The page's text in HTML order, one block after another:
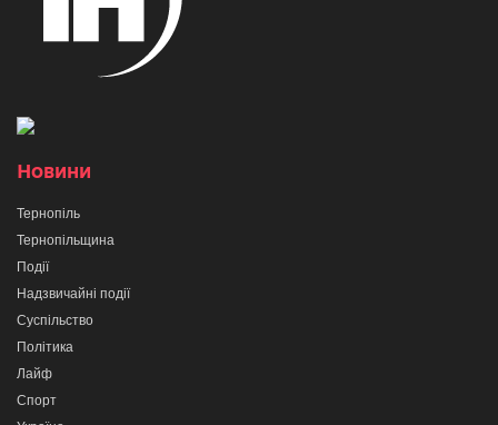
Новини
Тернопіль
Тернопільщина
Події
Надзвичайні події
Суспільство
Політика
Лайф
Спорт